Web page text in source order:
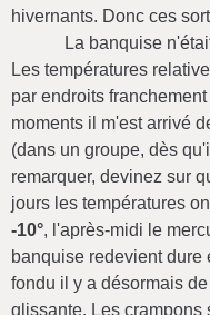
hivernants. Donc ces
La banquise n'était
Les températures
par endroits
moments il m'est arrivé
(dans un groupe, dès
remarquer, devinez sur
jours les températures
-10°, l'après-midi le
banquise redevient dure
fondu il y a désormais
glissante. Les crampons